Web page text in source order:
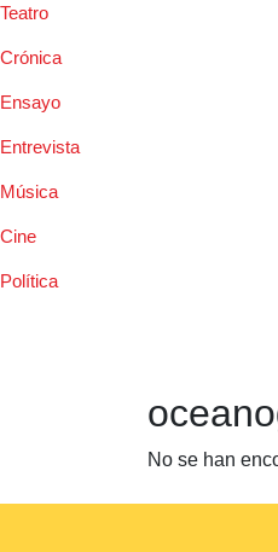
Teatro
Crónica
Ensayo
Entrevista
Música
Cine
Política
No se han